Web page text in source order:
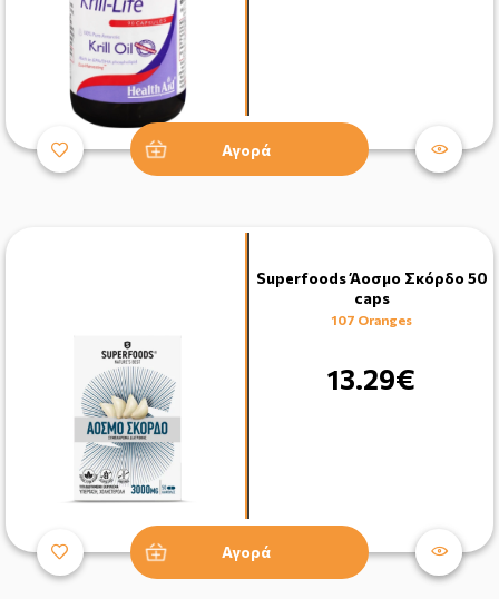
Αγορά
Superfoods Άοσμο Σκόρδο 50
caps
107 Oranges
13.29€
Αγορά